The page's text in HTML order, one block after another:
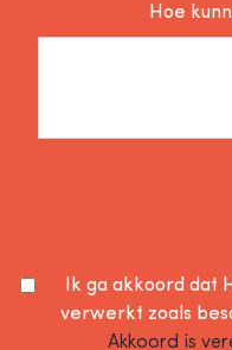
Hoe
Ik ga akkoord dat
verwerkt zoals
Akkoord is